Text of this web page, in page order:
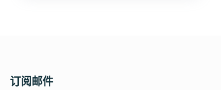
订阅邮件